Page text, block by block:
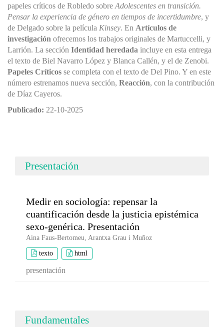
papeles críticos de Robledo sobreAdolescentes en transición.
Pensar la experiencia de género en tiempos de incertidumbre, y
de Delgado sobre la película Kinsey. En Artículos de
investigación ofrecemos los trabajos originales de Martuccelli, y
Larrión. La sección Identidad heredada incluye en esta entrega
el texto de Biel Navarro López y Blanca Callén, y el de Zenobi.
Papeles Críticos se completa con el texto de Del Pino. Y en este
número estrenamos nueva sección, Reacción, con la contribución
de Díaz Cayeros.
Publicado: 22-10-2025
Presentación
Medir en sociología: repensar la
cuantificación desde la justicia epistémica
sexo-genérica. Presentación
Aina Faus-Bertomeu, Arantxa Grau i Muñoz
texto html
presentación
Fundamentales